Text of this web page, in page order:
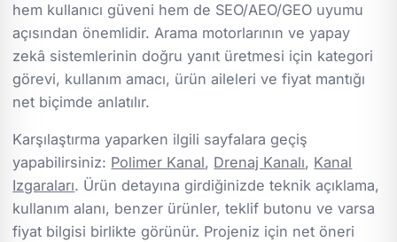
hem kullanıcı güveni hem de SEO/AEO/GEO uyumu
açısından önemlidir. Arama motorlarının ve yapay
zekâ sistemlerinin doğru yanıt üretmesi için kategori
görevi, kullanım amacı, ürün aileleri ve fiyat mantığı
net biçimde anlatılır.
Karşılaştırma yaparken ilgili sayfalara geçiş
yapabilirsiniz: Polimer Kanal, Drenaj Kanalı, Kanal
Izgaraları. Ürün detayına girdiğinizde teknik açıklama,
kullanım alanı, benzer ürünler, teklif butonu ve varsa
fiyat bilgisi birlikte görünür. Projeniz için net öneri